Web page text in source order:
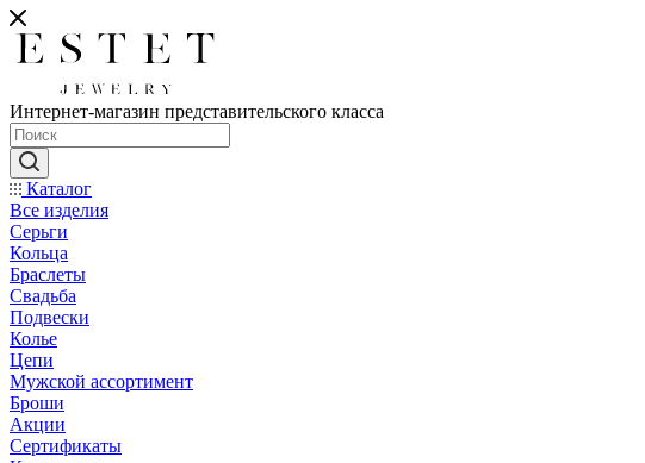
Интернет-магазин представительского класса
Каталог
Все изделия
Серьги
Кольца
Браслеты
Свадьба
Подвески
Колье
Цепи
Мужской ассортимент
Броши
Акции
Сертификаты